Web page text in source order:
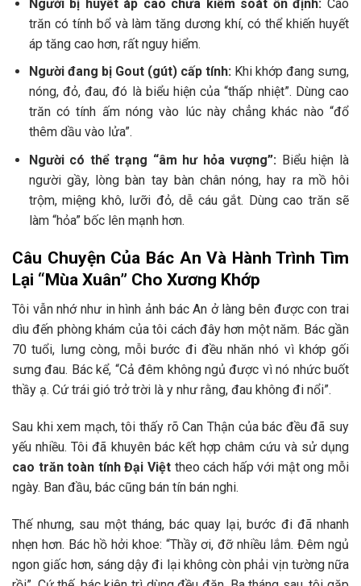
Người bị huyết áp cao chưa kiểm soát ổn định: Cao
trăn có tính bổ và làm tăng dương khí, có thể khiến huyết
áp tăng cao hơn, rất nguy hiểm.
Người đang bị Gout (gút) cấp tính:Khi khớp đang sưng,
nóng, đỏ, đau, đó là biểu hiện của “thấp nhiệt”. Dùng cao
trăn có tính ấm nóng vào lúc này chẳng khác nào “đổ
thêm dầu vào lửa”.
Người có thể trạng “âm hư hỏa vượng”: Biểu hiện là
người gầy, lòng bàn tay bàn chân nóng, hay ra mồ hôi
trộm, miệng khô, lưỡi đỏ, dễ cáu gắt. Dùng cao trăn sẽ
làm “hỏa” bốc lên mạnh hơn.
Câu Chuyện Của Bác An Và Hành Trình Tìm
Lại “Mùa Xuân” Cho Xương Khớp
Tôi vẫn nhớ như in hình ảnh bác An ở làng bên được con trai
dìu đến phòng khám của tôi cách đây hơn một năm. Bác gần
70 tuổi, lưng còng, mỗi bước đi đều nhăn nhó vì khớp gối
sưng đau. Bác kể, “Cả đêm không ngủ được vì nó nhức buốt
thầy ạ. Cứ trái gió trở trời là y như rằng, đau không đi nổi”.
Sau khi xem mạch, tôi thấy rõ Can Thận của bác đều đã suy
yếu nhiều. Tôi đã khuyên bác kết hợp châm cứu và sử dụng
cao trăn toàn tính Đại Việttheo cách hấp với mật ong mỗi
ngày. Ban đầu, bác cũng bán tín bán nghi.
Thế nhưng, sau một tháng, bác quay lại, bước đi đã nhanh
nhẹn hơn. Bác hồ hởi khoe: “Thầy ơi, đỡ nhiều lắm. Đêm ngủ
ngon giấc hơn, sáng dậy đi lại không còn phải vịn tường nữa